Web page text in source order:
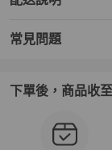
常見問題
下單後，商品收